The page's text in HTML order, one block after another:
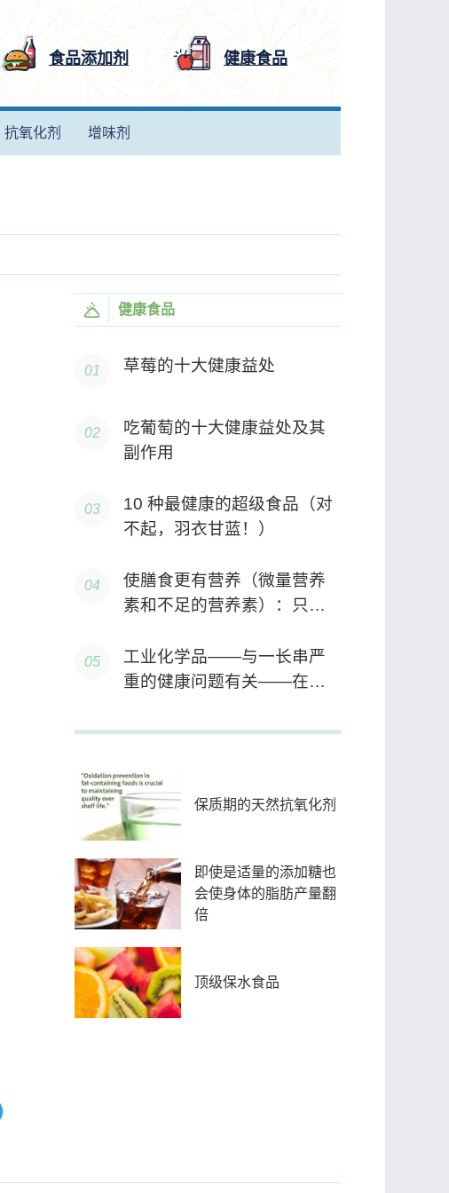
食品添加剂 健康食品
抗氧化剂 增味剂
健康食品
草莓的十大健康益处
吃葡萄的十大健康益处及其
副作用
10 种最健康的超级食品（对
不起，羽衣甘蓝！）
使膳食更有营养（微量营养
素和不足的营养素）：只需
工业化学品——与一长串严
重的健康问题有关——在美
保质期的天然抗氧化剂
即使是适量的添加糖也
会使身体的脂肪产量翻
倍
顶级保水食品